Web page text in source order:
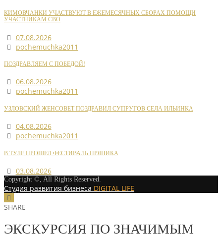
КИМОВЧАНКИ УЧАСТВУЮТ В ЕЖЕМЕСЯЧНЫХ СБОРАХ ПОМОЩИ
УЧАСТНИКАМ СВО
07.08.2026
pochemuchka2011
ПОЗДРАВЛЯЕМ С ПОБЕДОЙ!
06.08.2026
pochemuchka2011
УЗЛОВСКИЙ ЖЕНСОВЕТ ПОЗДРАВИЛ СУПРУГОВ СЕЛА ИЛЬИНКА
04.08.2026
pochemuchka2011
В ТУЛЕ ПРОШЕЛ ФЕСТИВАЛЬ ПРЯНИКА
03.08.2026
Copyright ©, All Rights Reserved.
Студия развития бизнеса DIGITAL LIFE
SHARE
ЭКСКУРСИЯ ПО ЗНАЧИМЫМ